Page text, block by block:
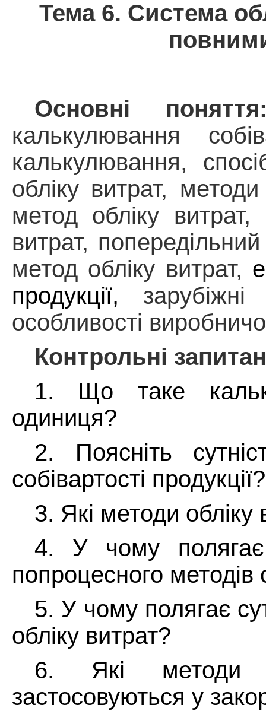
Тема 6. Система
Основні
калькулювання
калькулювання,
обліку витрат,
метод обліку витрат,
витрат, попередільний
метод обліку витрат,
продукції,
особливості
Контрольні
1. Що таке
одиниця?
2. Поясніть
собівартості продукції?
3. Які методи обліку
4. У чому полягає
попроцесного методів
5. У чому полягає
обліку витрат?
6. Які методи
застосовуються у